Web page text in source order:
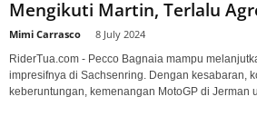
Mengikuti Martin, Terlalu
Mimi Carrasco 8 July 2024
RiderTua.com - Pecco Bagnaia mampu
impresifnya di Sachsenring. Dengan kesabaran,
keberuntungan, kemenangan MotoGP di Jerman